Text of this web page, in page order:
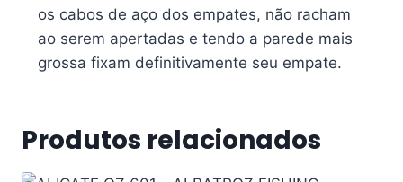
os cabos de aço dos empates, não racham
ao serem apertadas e tendo a parede mais
grossa fixam definitivamente seu empate.
Produtos relacionados